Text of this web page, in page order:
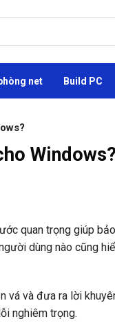
net Build PC
quan trọng giúp
dùng nào cũng
vá và đưa ra lời
nghiêm trọng.